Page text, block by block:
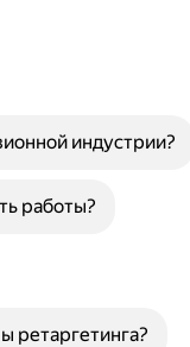
индустрии?
работы?
ретаргетинга?